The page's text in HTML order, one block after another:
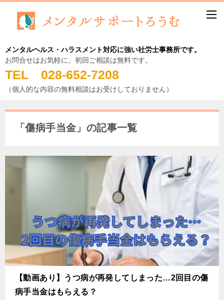
メンタルヘルス・ハラスメント対応に強い社労士事務所です。
お問合せはお気軽に。初回ご相談は無料です。
TEL 028-652-7208
（個人的な内容の無料相談はお受けしておりません）
「傷病手当金」の記事一覧
【動画あり】うつ病が再発してしまった…2回目の傷
病手当金はもらえる？